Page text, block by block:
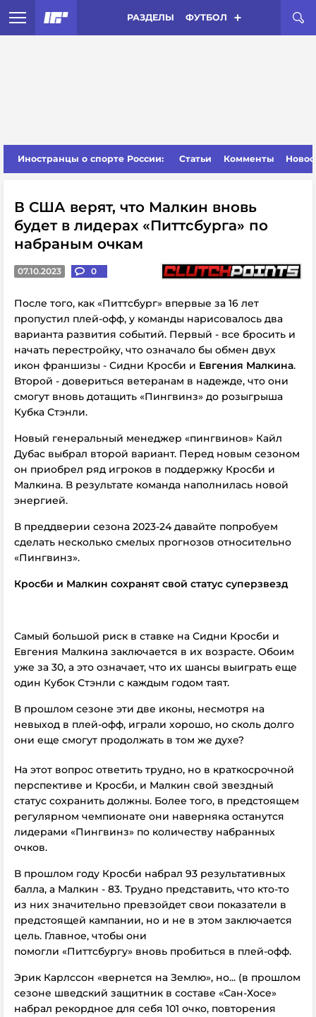
РАЗДЕЛЫ ФУТБОЛ
Иностранцы о спорте России: Статьи Комменты
В США верят, что Малкин вновь
будет в лидерах «Питтсбурга» по
набраным очкам
07.10.2023 0
После того, как «Питтсбург» впервые за 16 лет
пропустил плей-офф, у команды нарисовалось два
варианта развития событий. Первый - все бросить и
начать перестройку, что означало бы обмен двух
икон франшизы - Сидни Кросби и Евгения Малкина.
Второй - довериться ветеранам в надежде, что они
смогут вновь дотащить «Пингвинз» до розыгрыша
Кубка Стэнли.
Новый генеральный менеджер «пингвинов» Кайл
Дубас выбрал второй вариант. Перед новым сезоном
он приобрел ряд игроков в поддержку Кросби и
Малкина. В результате команда наполнилась новой
энергией.
В преддверии сезона 2023-24 давайте попробуем
сделать несколько смелых прогнозов относительно
«Пингвинз».
Кросби и Малкин сохранят свой статус суперзвезд
Самый большой риск в ставке на Сидни Кросби и
Евгения Малкина заключается в их возрасте. Обоим
уже за 30, а это означает, что их шансы выиграть еще
один Кубок Стэнли с каждым годом таят.
В прошлом сезоне эти две иконы, несмотря на
невыход в плей-офф, играли хорошо, но сколь долго
они еще смогут продолжать в том же духе?
На этот вопрос ответить трудно, но в краткосрочной
перспективе и Кросби, и Малкин свой звездный
статус сохранить должны. Более того, в предстоящем
регулярном чемпионате они наверняка останутся
лидерами «Пингвинз» по количеству набранных
очков.
В прошлом году Кросби набрал 93 результативных
балла, а Малкин - 83. Трудно представить, что кто-то
из них значительно превзойдет свои показатели в
предстоящей кампании, но и не в этом заключается
цель. Главное, чтобы они
помогли «Питтсбургу» вновь пробиться в плей-офф.
Эрик Карлссон «вернется на Землю», но... (в прошлом
сезоне шведский защитник в составе «Сан-Хосе»
набрал рекордное для себя 101 очко, повторения